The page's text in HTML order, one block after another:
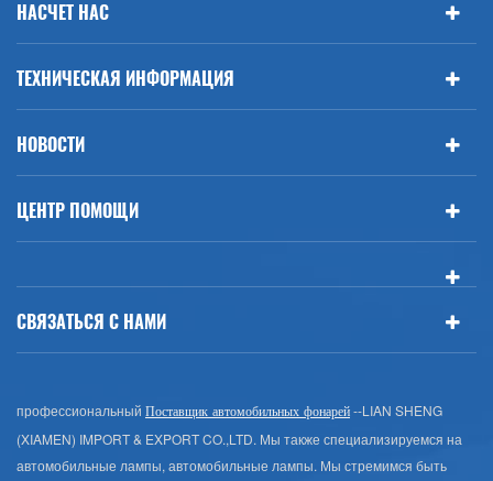
НАСЧЕТ НАС
ТЕХНИЧЕСКАЯ ИНФОРМАЦИЯ
НОВОСТИ
ЦЕНТР ПОМОЩИ
СВЯЗАТЬСЯ С НАМИ
профессиональный Поставщик автомобильных фонарей--LIAN SHENG
(XIAMEN) IMPORT & EXPORT CO.,LTD. Мы также специализируемся на
автомобильные лампы, автомобильные лампы. Мы стремимся быть